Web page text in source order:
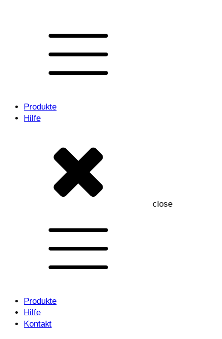
Produkte
Hilfe
close
Produkte
Hilfe
Kontakt